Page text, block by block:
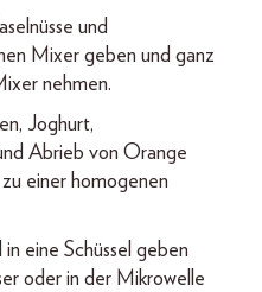
und
Mixer geben und ganz
nehmen.
Joghurt,
Abrieb von Orange
einer homogenen
eine Schüssel geben
oder in der Mikrowelle